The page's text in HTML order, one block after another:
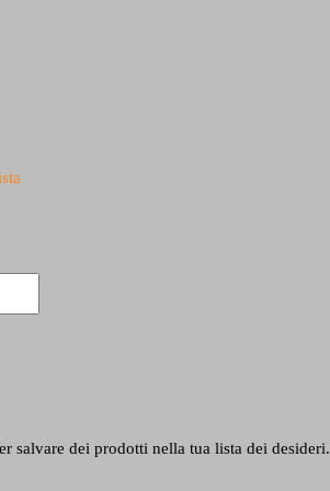
salvare dei prodotti nella tua lista dei desideri.